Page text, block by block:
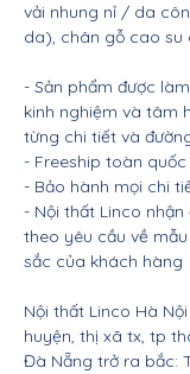
vải nhung nỉ / da
da), chân gỗ cao su
- Sản phẩm được
kinh nghiệm và tâm
từng chi tiết và
- Freeship toàn quốc
- Bảo hành mọi chi
- Nội thất Linco
theo yêu cầu về
sắc của khách hàng
Nội thất Linco Hà
huyện, thị xã tx, tp
Đà Nẵng trở ra bắc: